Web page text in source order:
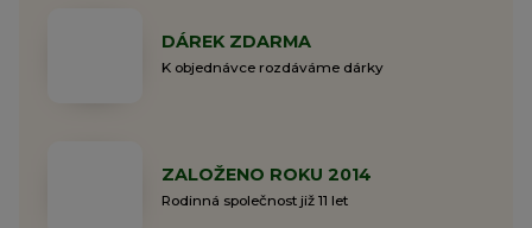
DÁREK ZDARMA
K objednávce rozdáváme dárky
ZALOŽENO ROKU 2014
Rodinná společnost již 11 let